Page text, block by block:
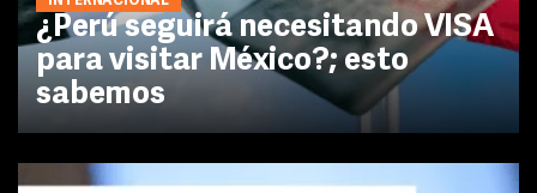
¿Perú seguirá necesitando VISA
para visitar México?; esto
sabemos